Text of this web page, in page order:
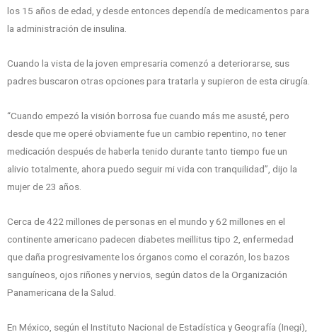
los 15 años de edad, y desde entonces dependía de medicamentos para
la administración de insulina.
Cuando la vista de la joven empresaria comenzó a deteriorarse, sus
padres buscaron otras opciones para tratarla y supieron de esta cirugía.
“Cuando empezó la visión borrosa fue cuando más me asusté, pero
desde que me operé obviamente fue un cambio repentino, no tener
medicación después de haberla tenido durante tanto tiempo fue un
alivio totalmente, ahora puedo seguir mi vida con tranquilidad”, dijo la
mujer de 23 años.
Cerca de 422 millones de personas en el mundo y 62 millones en el
continente americano padecen diabetes meillitus tipo 2, enfermedad
que daña progresivamente los órganos como el corazón, los bazos
sanguíneos, ojos riñones y nervios, según datos de la Organización
Panamericana de la Salud.
En México, según el Instituto Nacional de Estadística y Geografía (Inegi),